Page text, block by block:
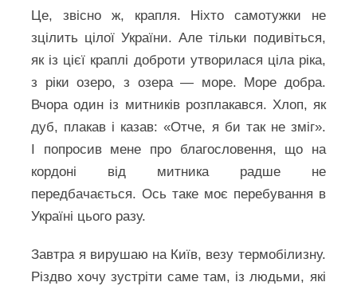
Це, звісно ж, крапля. Ніхто самотужки не
зцілить цілої України. Але тільки подивіться,
як із цієї краплі доброти утворилася ціла ріка,
з ріки озеро, з озера — море. Море добра.
Вчора один із митників розплакався. Хлоп, як
дуб, плакав і казав: «Отче, я би так не зміг».
І попросив мене про благословення, що на
кордоні від митника радше не
передбачається. Ось таке моє перебування в
Україні цього разу.
Завтра я вирушаю на Київ, везу термобілизну.
Різдво хочу зустріти саме там, із людьми, які